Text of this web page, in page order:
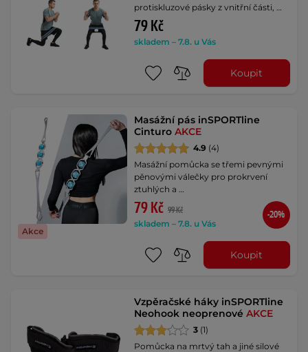
protiskluzové pásky z vnitřní části, …
79 Kč
skladem – 7.8. u Vás
Koupit
Akce
Masážní pás inSPORTline
CinturoAKCE
4.9 (4)
Masážní pomůcka se třemi pevnými
pěnovými válečky pro prokrvení
ztuhlých a …
79 Kč 99 Kč
skladem – 7.8. u Vás
-20%
Koupit
Vzpěračské háky inSPORTline
Neohook neoprenovéAKCE
3 (1)
Pomůcka na mrtvý tah a jiné silové